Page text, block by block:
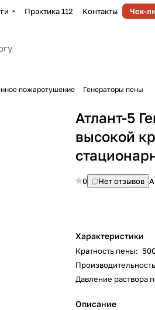
Практика 112 Контакты Чек-
пожаротушение Генераторы пены
Атлант-5
высокой
0 Нет отзывов
Характеристики
Кратность пены:
Давление раствора
Описание